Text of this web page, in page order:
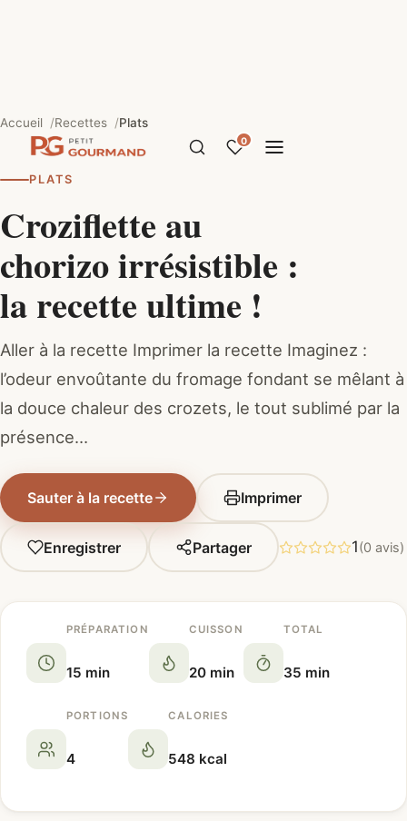
0
Accueil Recettes Plats
PLATS
Croziflette au
chorizo irrésistible :
la recette ultime !
Aller à la recette Imprimer la recette Imaginez :
l’odeur envoûtante du fromage fondant se mêlant à
la douce chaleur des crozets, le tout sublimé par la
présence…
Sauter à la recette Imprimer
Enregistrer Partager 1(0 avis)
PRÉPARATION
15 min
CUISSON
20 min
TOTAL
35 min
PORTIONS
4
CALORIES
548 kcal